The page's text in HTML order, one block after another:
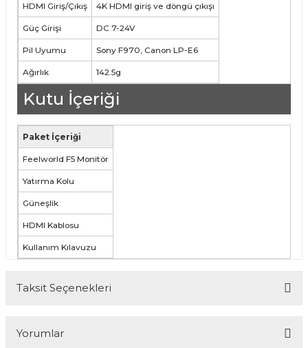
HDMI Giriş/Çıkış 4K HDMI giriş ve döngü çıkışı
Güç Girişi DC 7-24V
Pil Uyumu Sony F970, Canon LP-E6
Ağırlık 142.5g
Kutu İçeriği
Paket İçeriği
Feelworld F5 Monitör
Yatırma Kolu
Güneşlik
HDMI Kablosu
Kullanım Kılavuzu
Taksit Seçenekleri
Yorumlar